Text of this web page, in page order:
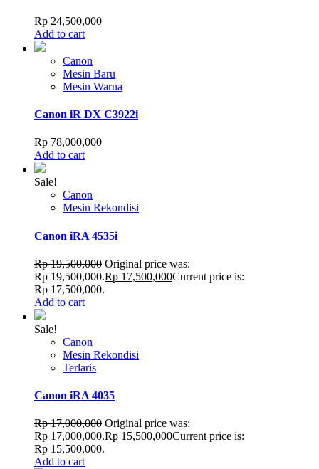
Rp 24,500,000
Add to cart
Canon
Mesin Baru
Mesin Warna
Canon iR DX C3922i
Rp 78,000,000
Add to cart
Sale!
Canon
Mesin Rekondisi
Canon iRA 4535i
Rp19,500,000 Original price was:
Rp 19,500,000.Rp 17,500,000Current price is:
Rp 17,500,000.
Add to cart
Sale!
Canon
Mesin Rekondisi
Terlaris
Canon iRA 4035
Rp17,000,000 Original price was:
Rp 17,000,000.Rp 15,500,000Current price is:
Rp 15,500,000.
Add to cart